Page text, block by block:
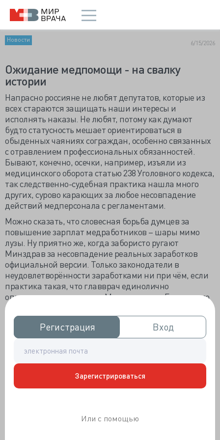
Регистрация
Регистрация Вход
Вход
Зарегистрироваться
Или с помощью
Новости 6/15/2026
Ожидание медпомощи - на свалку
истории
Напрасно россияне не любят депутатов, которые из
всех стараются защищать наши интересы и
исполнять наказы. Не любят, потому как думают
будто статусность мешает ориентироваться в
обыденных чаяниях сограждан, особенно связанных
с отравлением профессиональных обязанностей.
Бывают, конечно, осечки, например, изъяли из
медицинского оборота статью 238 Уголовного кодекса,
так следственно-судебная практика нашла много
других, сурово карающих за любое несовпадение
действий медперсонала с регламентами.
Можно сказать, что словесная борьба думцев за
повышение зарплат медработников – шары мимо
лузы. Ну приятно же, когда забористо ругают
Минздрав за несовпадение реальных заработков
официальной версии. Только законодатели в
неудовлетворённости заработками ни при чём, если
практика такая, что главврач единолично
определяет, как платить. Можно укорять Госдуму, что
дали слабину в отсечении страховщиков от
отправления ОМС. Да, не смогли отсечь посредника,
зато сохранили работу тысячам россиян.
нормативы ожидания медицинской п
существенно сократить сроки записи к специалистам,
проведения обследований и диагностических
процедур,прежде всего для пациентов с тяжёлыми и
партии. Разве неправду сказал? Чистая правда: